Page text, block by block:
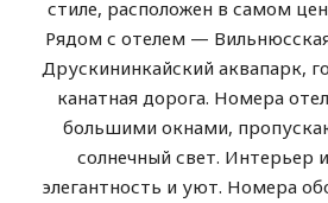
стиле, расположен в самом
Рядом с отелем —
Друскининкайский аквапарк,
канатная дорога. Номера
большими окнами,
солнечный свет. Интерьер
элегантность и уют. Номера